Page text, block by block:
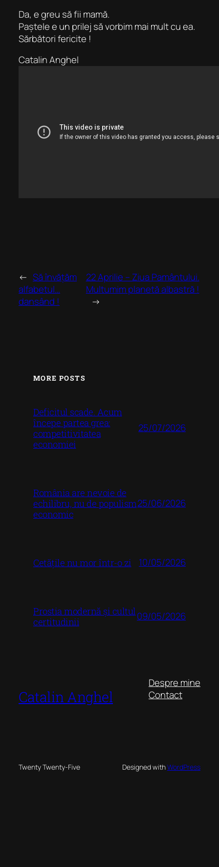
Da, e greu să fii mamă.
Paștele e un prilej să vorbim mai mult cu ea.
Sărbători fericite !
Catalin Anghel
← Să învățăm
alfabetul…
dansând !
22 Aprilie – Ziua Pamântului.
Multumim planetă albastră !
→
MORE POSTS
Deficitul scade. Acum
începe partea grea:
competitivitatea
economiei
25/07/2026
România are nevoie de
echilibru, nu de populism
economic
25/06/2026
Cetățile nu mor într-o zi 10/05/2026
Prostia modernă și cultul
certitudinii
09/05/2026
Catalin Anghel
Despre mine
Contact
Twenty Twenty-Five Designed withWordPress